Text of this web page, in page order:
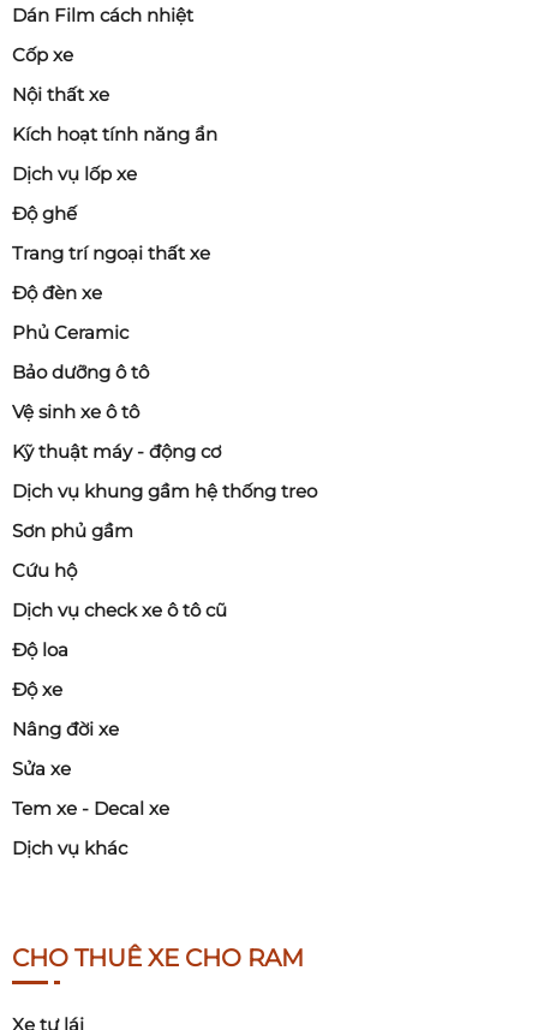
Dán Film cách nhiệt
Cốp xe
Nội thất xe
Kích hoạt tính năng ẩn
Dịch vụ lốp xe
Độ ghế
Trang trí ngoại thất xe
Độ đèn xe
Phủ Ceramic
Bảo dưỡng ô tô
Vệ sinh xe ô tô
Kỹ thuật máy - động cơ
Dịch vụ khung gầm hệ thống treo
Sơn phủ gầm
Cứu hộ
Dịch vụ check xe ô tô cũ
Độ loa
Độ xe
Nâng đời xe
Sửa xe
Tem xe - Decal xe
Dịch vụ khác
CHO THUÊ XE CHO RAM
Xe tự lái